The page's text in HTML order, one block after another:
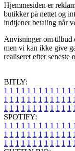
Hjemmesiden er
butikker på nettet og
indtjener betaling når
Anvisninger om tilbud
men vi kan ikke give
realiseret efter seneste
BITLY:
1 1 1 1 1 1 1 1 1 1 1 1 1
1 1 1 1 1 1 1 1 1 1 1 1 1
1 1 1 1 1 1 1 1 1 1 1 1 1
SPOTIFY:
1 1 1 1 1 1 1 1 1 1 1 1 1
1 1 1 1 1 1 1 1 1 1 1 1 1
1 1 1 1 1 1 1 1 1 1 1 1 1